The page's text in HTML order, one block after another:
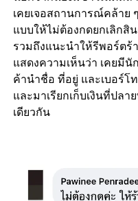
เคยเจอสถานการณ์คล้าย
แบบให้ไม่ต้องกดยกเลิกสิ
รวมถึงแนะนำให้รีพอร์ตร้
แสดงความเห็นว่า เคยมี
ค้านำชื่อ ที่อยู่ และเบอร์โ
และมาเรียกเก็บเงินที่ปล
เดียวกัน